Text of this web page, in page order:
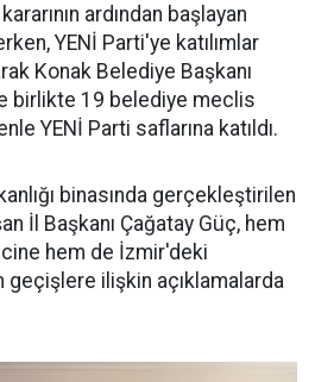
ardından başlayan
YENİ Parti'ye katılımlar
Konak Belediye Başkanı
birlikte 19 belediye meclis
YENİ Parti saflarına katıldı.
binasında gerçekleştirilen
İl Başkanı Çağatay Güç, hem
hem de İzmir'deki
geçişlere ilişkin açıklamalarda